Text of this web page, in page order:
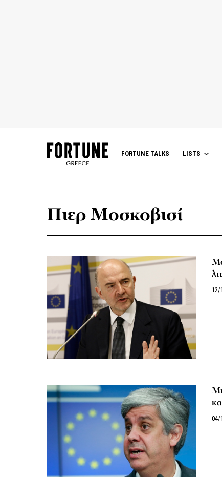
FORTUNE TALKS LISTS
Πιερ Μοσκοβισί
12/
04/